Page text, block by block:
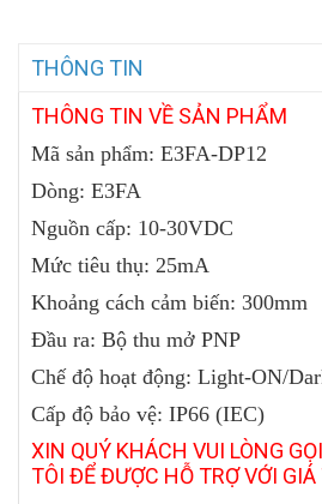
THÔNG TIN
THÔNG TIN VỀ SẢN PHẨM
Mã sản phẩm: E3FA-DP12
Dòng: E3FA
Nguồn cấp: 10-30VDC
Mức tiêu thụ: 25mA
Khoảng cách cảm biến: 300mm
Đầu ra: Bộ thu mở PNP
Chế độ hoạt động: Light-ON/
Cấp độ bảo vệ: IP66 (IEC)
XIN QUÝ KHÁCH VUI LÒNG
TÔI ĐỂ ĐƯỢC HỖ TRỢ VỚI